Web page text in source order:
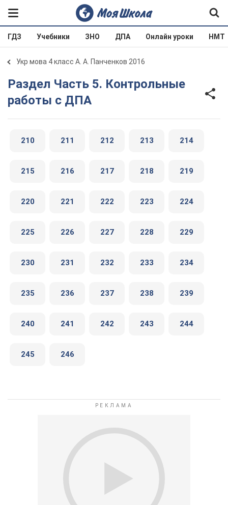
ГДЗ Учебники ЗНО ДПА Онлайн уроки НМТ
Укр мова 4 класс А. А. Панченков 2016
Раздел Часть 5. Контрольные
работы с ДПА
210 211 212 213 214
215 216 217 218 219
220 221 222 223 224
225 226 227 228 229
230 231 232 233 234
235 236 237 238 239
240 241 242 243 244
245 246